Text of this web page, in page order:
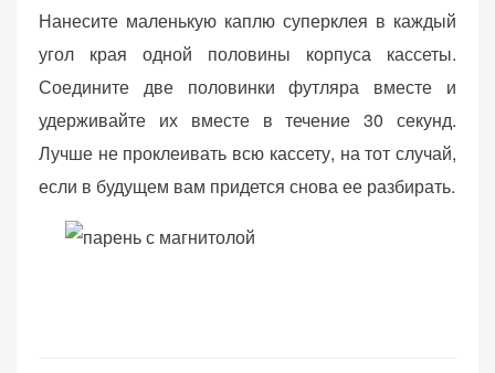
Нанесите маленькую каплю суперклея в каждый
угол края одной половины корпуса кассеты.
Соедините две половинки футляра вместе и
удерживайте их вместе в течение 30 секунд.
Лучше не проклеивать всю кассету, на тот случай,
если в будущем вам придется снова ее разбирать.